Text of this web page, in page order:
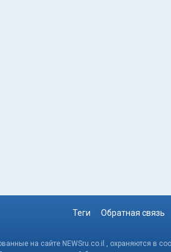
Теги Обратная связь
на сайте NEWSru.co.il , охраняются в